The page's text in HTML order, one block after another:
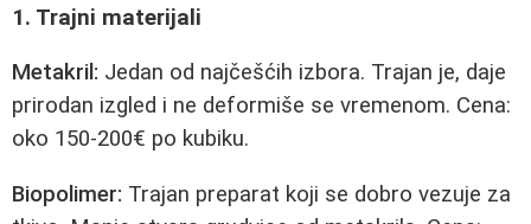
1. Trajni materijali
Metakril: Jedan od najčešćih izbora. Trajan je, daje
prirodan izgled i ne deformiše se vremenom. Cena:
oko 150-200€ po kubiku.
Biopolimer: Trajan preparat koji se dobro vezuje za